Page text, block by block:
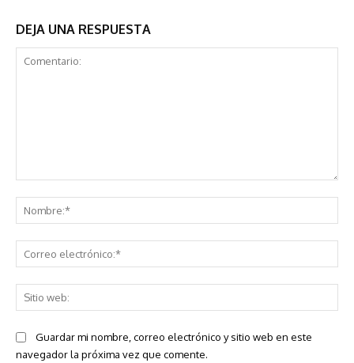
DEJA UNA RESPUESTA
Guardar mi nombre, correo electrónico y sitio web en este
navegador la próxima vez que comente.